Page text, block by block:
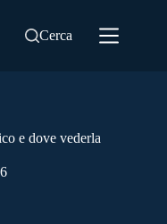
Cerca
e dove vederla